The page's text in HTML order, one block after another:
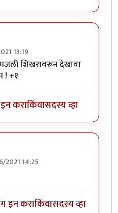
13:19
शिखरावरून देखावा
! +१
कराकिंवासदस्य व्हा
2021 14:25
इन कराकिंवासदस्य व्हा